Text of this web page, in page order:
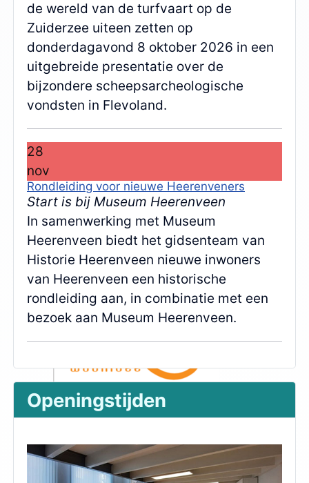
de wereld van de turfvaart op de
Zuiderzee uiteen zetten op
donderdagavond 8 oktober 2026 in een
uitgebreide presentatie over de
bijzondere scheepsarcheologische
vondsten in Flevoland.
28
nov
Rondleiding voor nieuwe Heerenveners
Start is bij Museum Heerenveen
In samenwerking met Museum
Heerenveen biedt het gidsenteam van
Historie Heerenveen nieuwe inwoners
van Heerenveen een historische
rondleiding aan, in combinatie met een
bezoek aan Museum Heerenveen.
Openingstijden